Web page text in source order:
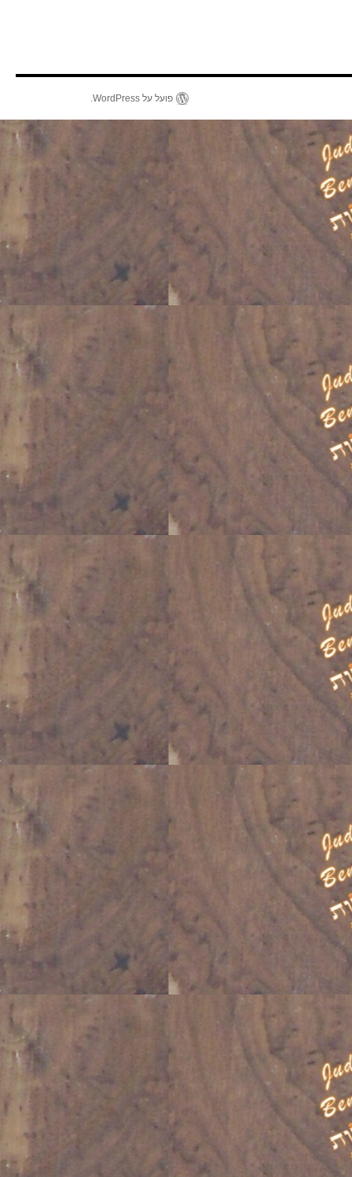
פועל על WordPress.